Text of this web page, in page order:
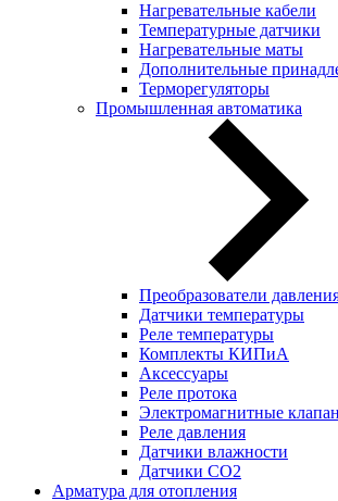
Нагревательные кабели
Температурные датчики
Нагревательные маты
Дополнительные
Терморегуляторы
Промышленная автоматика
Преобразователи
Датчики температуры
Реле температуры
Комплекты КИПиА
Аксессуары
Реле протока
Электромагнитные
Реле давления
Датчики влажности
Датчики CO2
Арматура для отопления